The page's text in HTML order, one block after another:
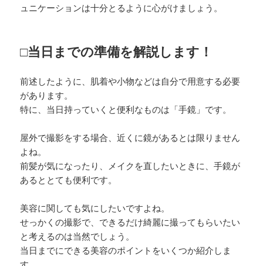
ュニケーションは十分とるように心がけましょう。
□当日までの準備を解説します！
前述したように、肌着や小物などは自分で用意する必要
があります。
特に、当日持っていくと便利なものは「手鏡」です。
屋外で撮影をする場合、近くに鏡があるとは限りません
よね。
前髪が気になったり、メイクを直したいときに、手鏡が
あるととても便利です。
美容に関しても気にしたいですよね。
せっかくの撮影で、できるだけ綺麗に撮ってもらいたい
と考えるのは当然でしょう。
当日までにできる美容のポイントをいくつか紹介しま